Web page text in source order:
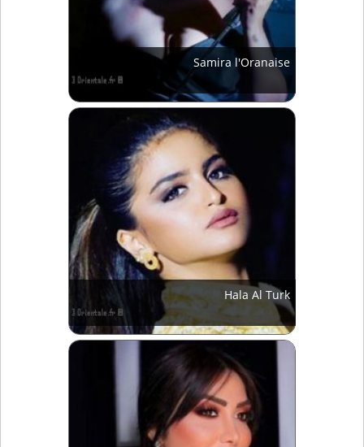
Samira l'Oranaise
Hala Al Turk